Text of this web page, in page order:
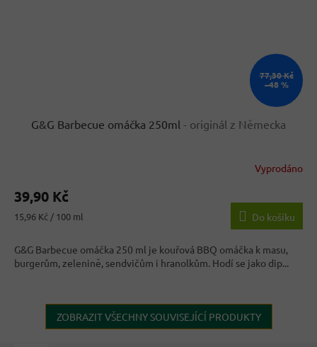
77,30 Kč
–48 %
G&G Barbecue omáčka 250ml - originál z Německa
produktu
4,0
5
hvězdiček.
Vyprodáno
39,90 Kč
Měrná
15,96 Kč / 100 ml Do košíku
G&G Barbecue omáčka 250 ml je kouřová BBQ omáčka k masu,
burgerům, zelenině, sendvičům i hranolkům. Hodí se jako dip...
ZOBRAZIT VŠECHNY SOUVISEJÍCÍ PRODUKTY